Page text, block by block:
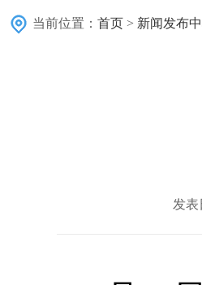
当前位置： 首页 > 新闻发布
发